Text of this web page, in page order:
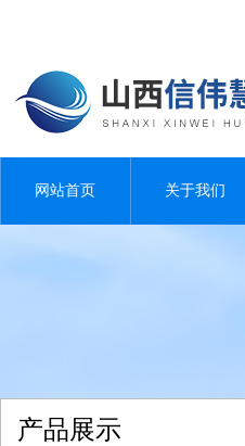
网站首页 关于我们
产品展示